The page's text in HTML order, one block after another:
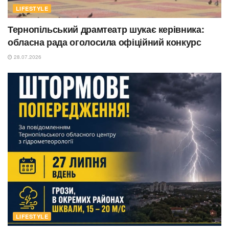
LIFESTYLE
Тернопільський драмтеатр шукає керівника:
обласна рада оголосила офіційний конкурс
28.07.2026
LIFESTYLE